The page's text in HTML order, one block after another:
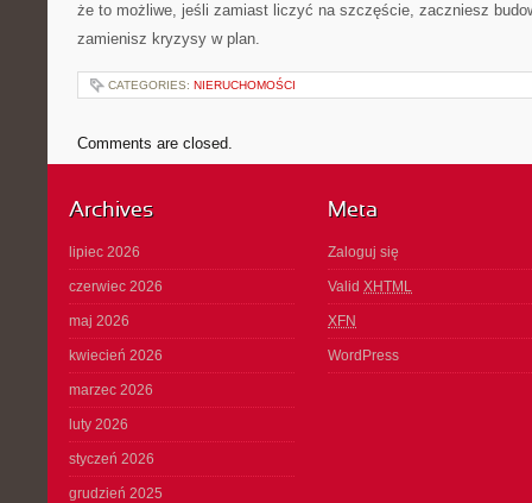
że to możliwe, jeśli zamiast liczyć na szczęście, zaczniesz
zamienisz kryzysy w plan.
CATEGORIES: NIERUCHOMOŚCI
Comments are closed.
Archives
lipiec 2026
czerwiec 2026
maj 2026
kwiecień 2026
marzec 2026
luty 2026
styczeń 2026
grudzień 2025
Meta
Zaloguj się
Valid XHTML
XFN
WordPress